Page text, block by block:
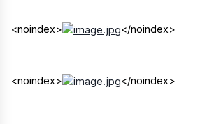
<noindex> </noindex>
<noindex> </noindex>